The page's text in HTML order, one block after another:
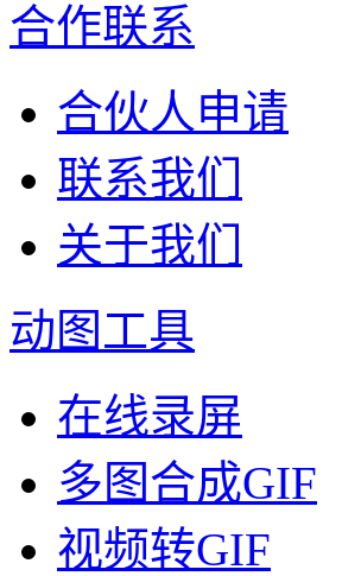
合作联系
合伙人申请
联系我们
关于我们
动图工具
在线录屏
多图合成GIF
视频转GIF